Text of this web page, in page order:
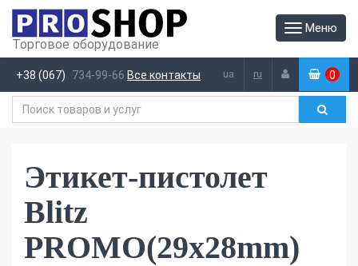
Меню
Торговое оборудование
+38 (067) 734-99-66 Все контакты ua ru (0 )
Этикет-пистолет
Blitz
PROMO(29х28mm)